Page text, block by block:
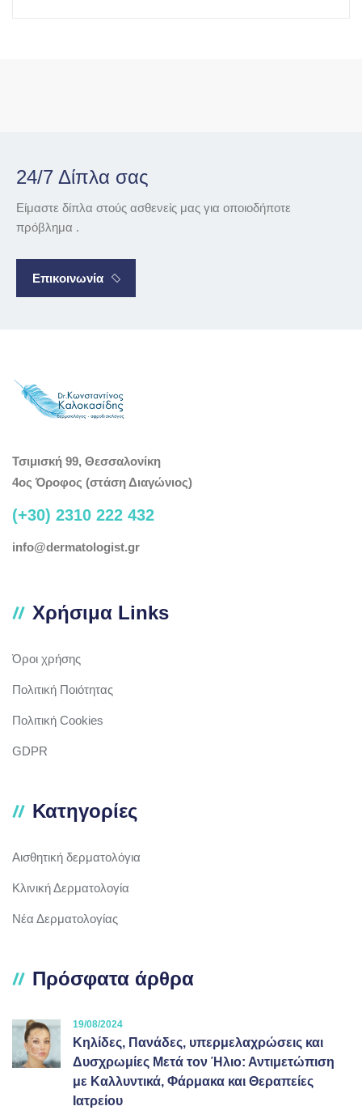
24/7 Δίπλα σας
Είμαστε δίπλα στούς ασθενείς μας για οποιοδήποτε
πρόβλημα .
Επικοινωνία
Τσιμισκή 99, Θεσσαλονίκη
4ος Όροφος (στάση Διαγώνιος)
(+30) 2310 222 432
info@dermatologist.gr
Χρήσιμα Links
Όροι χρήσης
Πολιτική Ποιότητας
Πολιτική Cookies
GDPR
Κατηγορίες
Αισθητική δερματολόγια
Κλινική Δερματολογία
Νέα Δερματολογίας
Πρόσφατα άρθρα
19/08/2024
Κηλίδες, Πανάδες, υπερμελαχρώσεις και
Δυσχρωμίες Μετά τον Ήλιο: Αντιμετώπιση
με Καλλυντικά, Φάρμακα και Θεραπείες
Ιατρείου